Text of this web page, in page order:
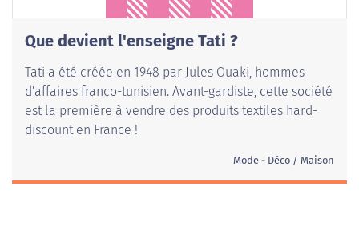
Que devient l'enseigne Tati ?
Tati a été créée en 1948 par Jules Ouaki, hommes
d'affaires franco-tunisien. Avant-gardiste, cette société
est la première à vendre des produits textiles hard-
discount en France !
Mode Déco / Maison